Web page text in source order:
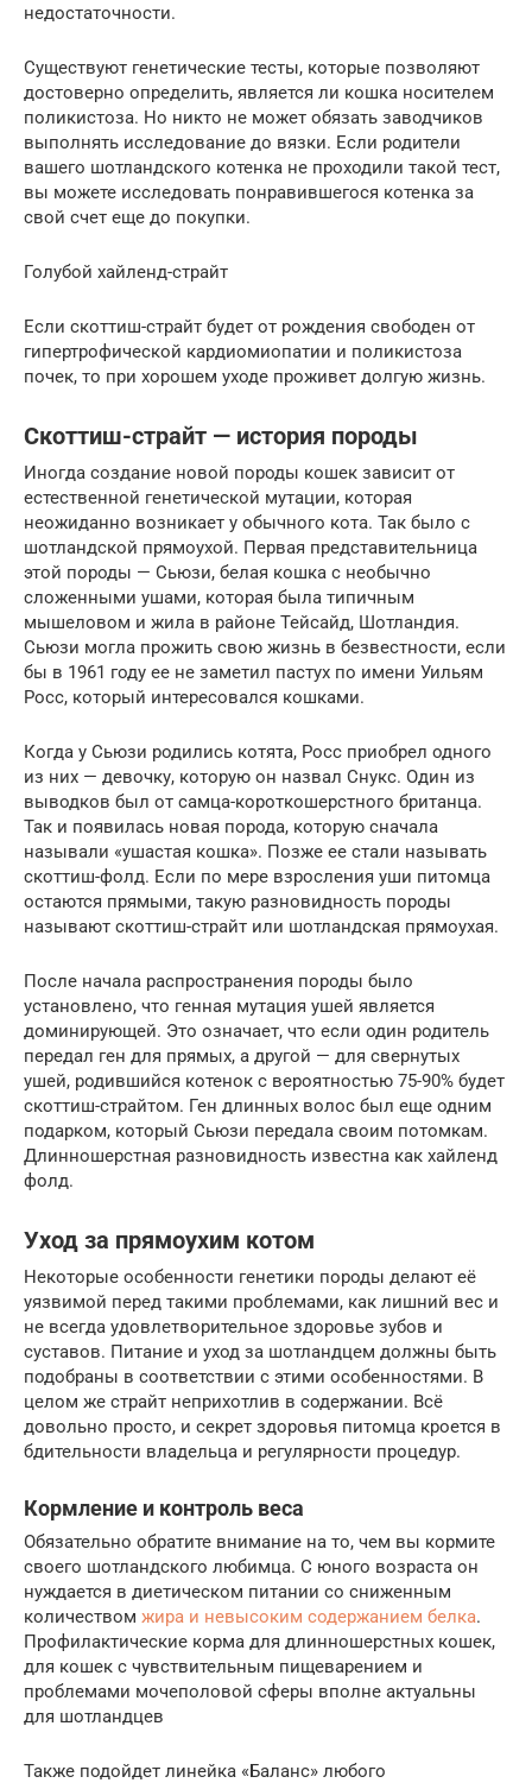
недостаточности.
Существуют генетические тесты, которые позволяют
достоверно определить, является ли кошка носителем
поликистоза. Но никто не может обязать заводчиков
выполнять исследование до вязки. Если родители
вашего шотландского котенка не проходили такой тест,
вы можете исследовать понравившегося котенка за
свой счет еще до покупки.
Голубой хайленд-страйт
Если скоттиш-страйт будет от рождения свободен от
гипертрофической кардиомиопатии и поликистоза
почек, то при хорошем уходе проживет долгую жизнь.
Скоттиш-страйт — история породы
Иногда создание новой породы кошек зависит от
естественной генетической мутации, которая
неожиданно возникает у обычного кота. Так было с
шотландской прямоухой. Первая представительница
этой породы — Сьюзи, белая кошка с необычно
сложенными ушами, которая была типичным
мышеловом и жила в районе Тейсайд, Шотландия.
Сьюзи могла прожить свою жизнь в безвестности, если
бы в 1961 году ее не заметил пастух по имени Уильям
Росс, который интересовался кошками.
Когда у Сьюзи родились котята, Росс приобрел одного
из них — девочку, которую он назвал Снукс. Один из
выводков был от самца-короткошерстного британца.
Так и появилась новая порода, которую сначала
называли «ушастая кошка». Позже ее стали называть
скоттиш-фолд. Если по мере взросления уши питомца
остаются прямыми, такую разновидность породы
называют скоттиш-страйт или шотландская прямоухая.
После начала распространения породы было
установлено, что генная мутация ушей является
доминирующей. Это означает, что если один родитель
передал ген для прямых, а другой — для свернутых
ушей, родившийся котенок с вероятностью 75-90% будет
скоттиш-страйтом. Ген длинных волос был еще одним
подарком, который Сьюзи передала своим потомкам.
Длинношерстная разновидность известна как хайленд
фолд.
Уход за прямоухим котом
Некоторые особенности генетики породы делают её
уязвимой перед такими проблемами, как лишний вес и
не всегда удовлетворительное здоровье зубов и
суставов. Питание и уход за шотландцем должны быть
подобраны в соответствии с этими особенностями. В
целом же страйт неприхотлив в содержании. Всё
довольно просто, и секрет здоровья питомца кроется в
бдительности владельца и регулярности процедур.
Кормление и контроль веса
Обязательно обратите внимание на то, чем вы кормите
своего шотландского любимца. С юного возраста он
нуждается в диетическом питании со сниженным
количеством жира и невысоким содержанием белка.
Профилактические корма для длинношерстных кошек,
для кошек с чувствительным пищеварением и
проблемами мочеполовой сферы вполне актуальны
для шотландцев
Также подойдет линейка «Баланс» любого